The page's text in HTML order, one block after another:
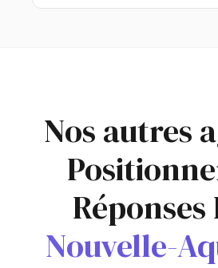
Nos autres
Réponses
Nouvelle-